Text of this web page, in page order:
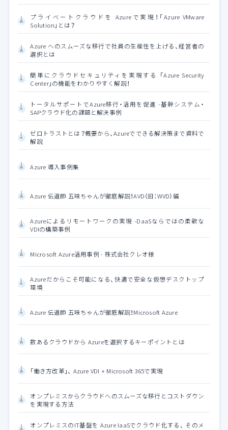
プライベートクラウドを Azureで実現！「Azure VMware
Solution」とは？
Azure へのスムーズな移行で社員の生産性を上げる、経営者の
選択とは
簡単にクラウドセキュリティを実現する 「Azure Security
Center」の機能をわかりやすく解説！
トータルサポートでAzure移行・活用を促進 -基幹システム・
SAPクラウド化の課題と解決事例
ゼロトラストとは？概要から、Azureでできる解決策まで資料で
解説
Azure 導入事例集
Azure 伝道師 五味ちゃんが徹底解説！AVD（旧：WVD）編
Azureによるリモートワークの実現 -DaaSならではの柔軟な
VDIの構築事例
Microsoft Azure活用事例 - 株式会社クレオ様
Azureだからこそ可能になる、快適で安全な仮想デスクトップ
環境
Azure 伝道師 五味ちゃんが徹底解説！Microsoft Azure
数あるクラウドから Azureを選択するキーポイントとは
「働き方改革」、 Azure VDI + Microsoft 365で実現
オンプレミスからクラウドへのスムーズな移行とコストダウン
を実現する方法
オンプレミスのIT基盤を Azure IaaSでクラウド化する、 そのメ